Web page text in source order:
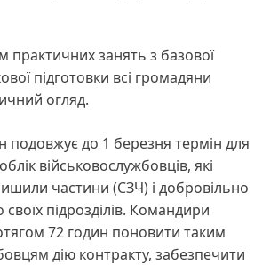
практичних занять з базової
підготовки всі громадяни
огляд.
подовжує до 1 березня термін для
військовослужбовців, які
частини (СЗЧ) і добровільно
підрозділів. Командири
72 годин поновити таким
дію контракту, забезпечити